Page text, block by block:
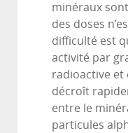
minéraux
des doses
difficulté est
activité par
radioactive et
décroît
entre le
particules